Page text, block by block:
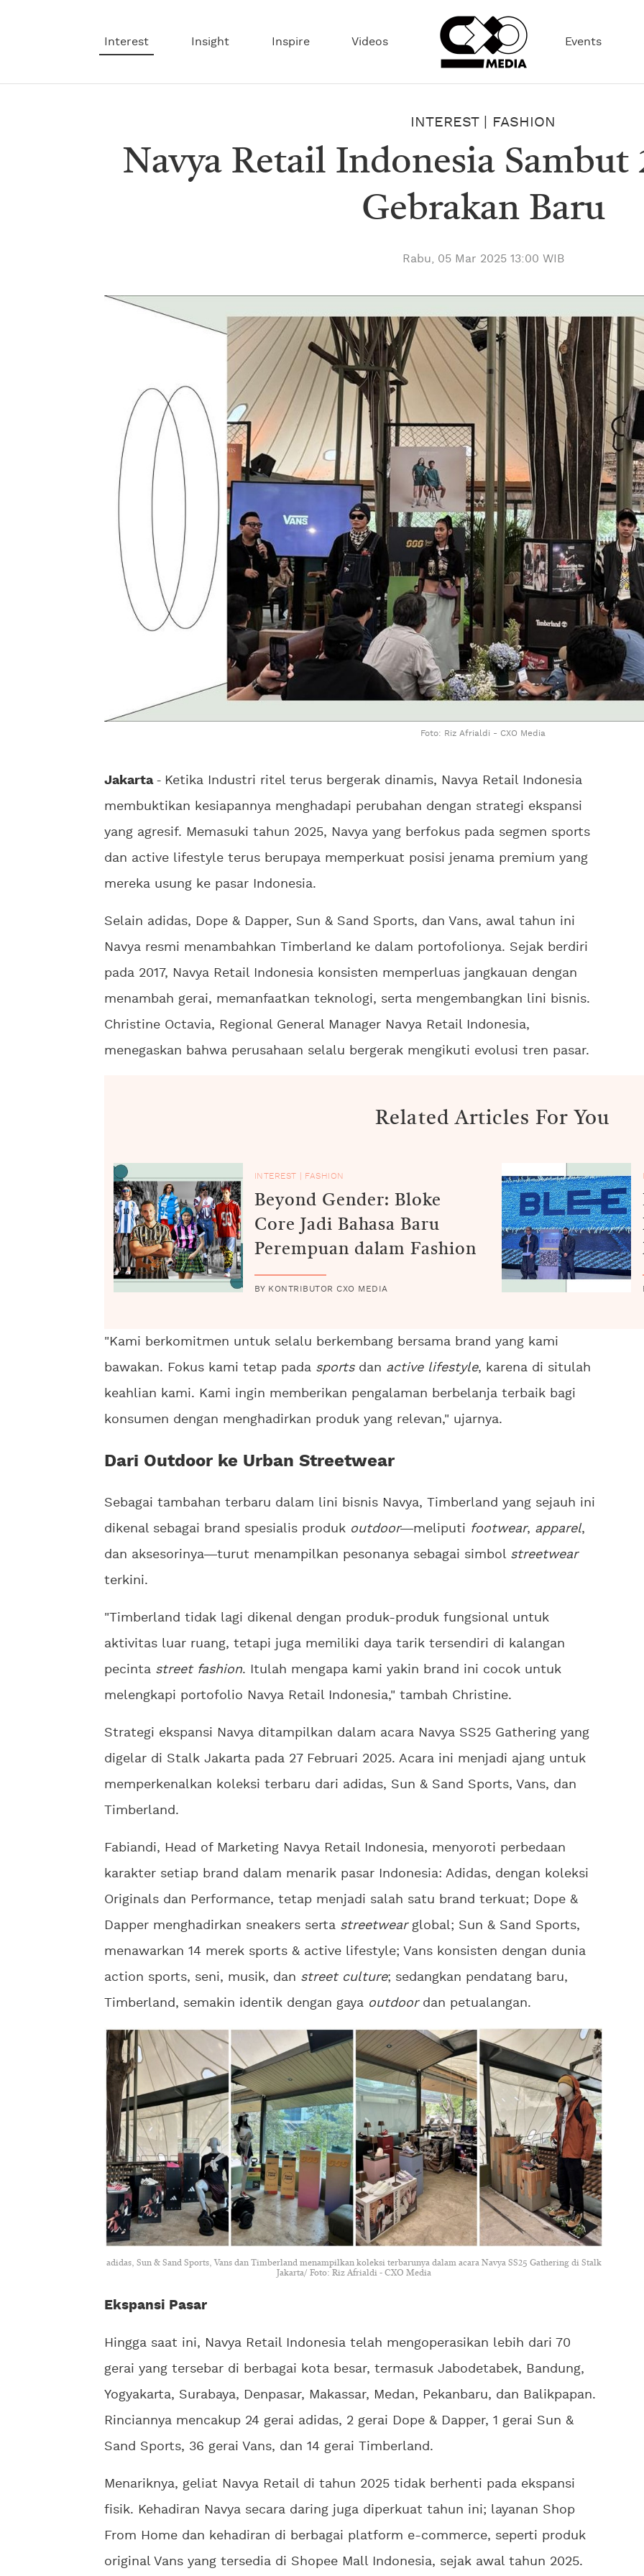
Interest Insight Inspire Videos Events
INTEREST| FASHION
Navya Retail Indonesia Sambut
Gebrakan Baru
Rabu, 05 Mar 2025 13:00 WIB
Foto: Riz Afrialdi - CXO Media
Jakarta- Ketika Industri ritel terus bergerak dinamis, Navya Retail Indonesia
membuktikan kesiapannya menghadapi perubahan dengan strategi ekspansi
yang agresif. Memasuki tahun 2025, Navya yang berfokus pada segmen sports
dan active lifestyle terus berupaya memperkuat posisi jenama premium yang
mereka usung ke pasar Indonesia.
Selain adidas, Dope & Dapper, Sun & Sand Sports, dan Vans, awal tahun ini
Navya resmi menambahkan Timberland ke dalam portofolionya. Sejak berdiri
pada 2017, Navya Retail Indonesia konsisten memperluas jangkauan dengan
menambah gerai, memanfaatkan teknologi, serta mengembangkan lini bisnis.
Christine Octavia, Regional General Manager Navya Retail Indonesia,
menegaskan bahwa perusahaan selalu bergerak mengikuti evolusi tren pasar.
Related Articles For You
INTEREST FASHION
Beyond Gender: Bloke
Core Jadi Bahasa Baru
Perempuan dalam Fashion
BY KONTRIBUTOR CXO MEDIA
"Kami berkomitmen untuk selalu berkembang bersama brand yang kami
bawakan. Fokus kami tetap pada sportsdan active lifestyle, karena di situlah
keahlian kami. Kami ingin memberikan pengalaman berbelanja terbaik bagi
konsumen dengan menghadirkan produk yang relevan," ujarnya.
Dari Outdoor ke Urban Streetwear
Sebagai tambahan terbaru dalam lini bisnis Navya, Timberland yang sejauh ini
dikenal sebagai brand spesialis produk outdoor meliputi footwear, apparel,
dan aksesorinya
turut menampilkan pesonanya sebagai simbol streetwear
terkini.
"Timberland tidak lagi dikenal dengan produk-produk fungsional untuk
aktivitas luar ruang, tetapi juga memiliki daya tarik tersendiri di kalangan
pecinta street fashion. Itulah mengapa kami yakin brand ini cocok untuk
melengkapi portofolio Navya Retail Indonesia," tambah Christine.
Strategi ekspansi Navya ditampilkan dalam acara Navya SS25 Gathering yang
digelar di Stalk Jakarta pada 27 Februari 2025. Acara ini menjadi ajang untuk
memperkenalkan koleksi terbaru dari adidas, Sun & Sand Sports, Vans, dan
Timberland.
Fabiandi, Head of Marketing Navya Retail Indonesia, menyoroti perbedaan
karakter setiap brand dalam menarik pasar Indonesia: Adidas, dengan koleksi
Originals dan Performance, tetap menjadi salah satu brand terkuat; Dope &
Dapper menghadirkan sneakers serta streetwear global; Sun & Sand Sports,
menawarkan 14 merek sports & active lifestyle; Vans konsisten dengan dunia
action sports, seni, musik, dan street culture; sedangkan pendatang baru,
Timberland, semakin identik dengan gaya outdoordan petualangan.
adidas, Sun & Sand Sports, Vans dan Timberland menampilkan koleksi terbarunya dalam acara Navya SS25 Gathering di Stalk
Jakarta/ Foto: Riz Afrialdi - CXO Media
Ekspansi Pasar
Hingga saat ini, Navya Retail Indonesia telah mengoperasikan lebih dari 70
gerai yang tersebar di berbagai kota besar, termasuk Jabodetabek, Bandung,
Yogyakarta, Surabaya, Denpasar, Makassar, Medan, Pekanbaru, dan Balikpapan.
Rinciannya mencakup 24 gerai adidas, 2 gerai Dope & Dapper, 1 gerai Sun &
Sand Sports, 36 gerai Vans, dan 14 gerai Timberland.
Menariknya, geliat Navya Retail di tahun 2025 tidak berhenti pada ekspansi
fisik. Kehadiran Navya secara daring juga diperkuat tahun ini; layanan Shop
From Home dan kehadiran di berbagai platform e-commerce, seperti produk
original Vans yang tersedia di Shopee Mall Indonesia, sejak awal tahun 2025.